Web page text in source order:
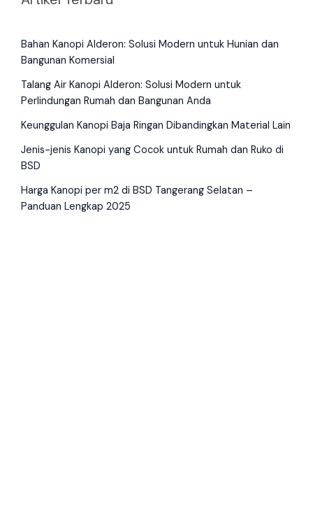
Bahan Kanopi Alderon: Solusi Modern untuk Hunian dan
Bangunan Komersial
Talang Air Kanopi Alderon: Solusi Modern untuk
Perlindungan Rumah dan Bangunan Anda
Keunggulan Kanopi Baja Ringan Dibandingkan Material Lain
Jenis-jenis Kanopi yang Cocok untuk Rumah dan Ruko di
BSD
Harga Kanopi per m2 di BSD Tangerang Selatan –
Panduan Lengkap 2025